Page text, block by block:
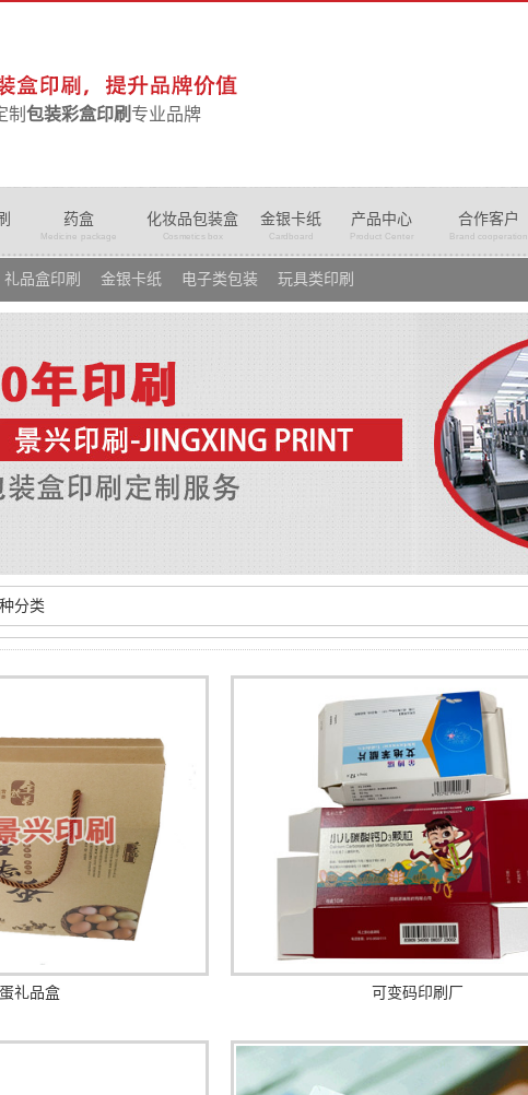
制 包装彩盒印刷 专业品牌
药盒
Medicine package
化妆品包装盒
Cosmetics box
金银卡纸
Cardboard
产品中心
Product Center
合作客户
Brand cooperation
礼品盒印刷 金银卡纸 电子类包装 玩具类印刷
分类
礼品盒 可变码印刷厂